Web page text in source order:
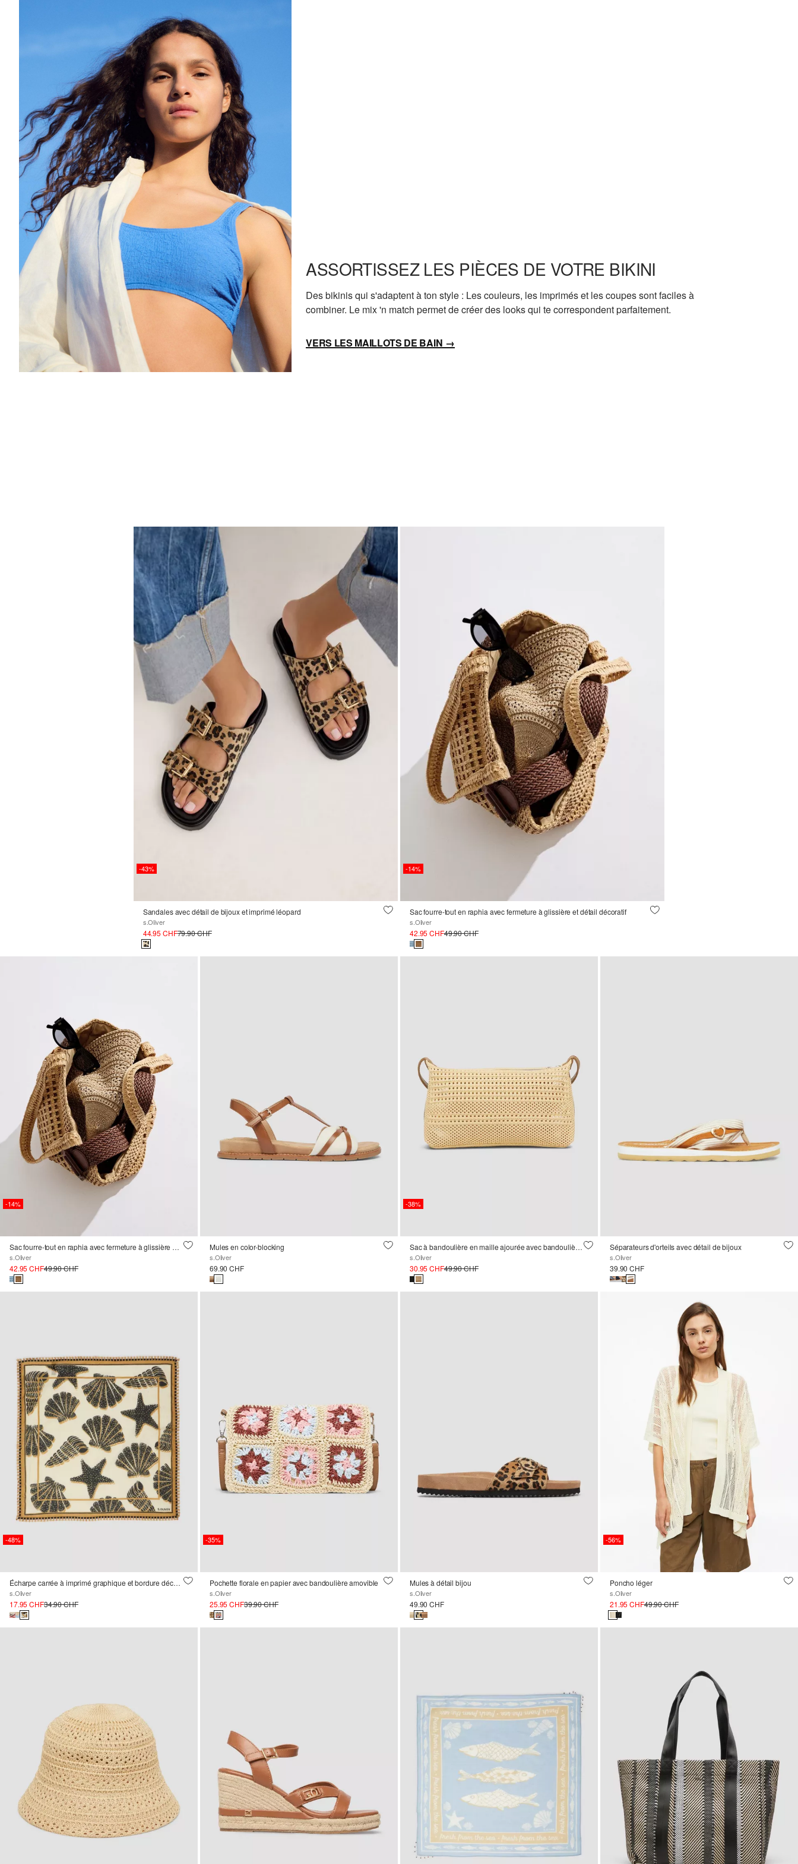
ASSORTISSEZ LES PIÈCES DE VOTRE BIKINI
Des bikinis qui s'adaptent à ton style : Les couleurs, les imprimés et les coupes sont faciles à
combiner. Le mix 'n match permet de créer des looks qui te correspondent parfaitement.
VERS LES MAILLOTS DE BAIN →
-43%
Sandales avec détail de bijoux et imprimé léopard
s.Oliver
44.95 CHF79.90 CHF
-14%
Sac fourre-tout en raphia avec fermeture à glissière et détail décoratif
s.Oliver
42.95 CHF49.90 CHF
-14%
Sac fourre-tout en raphia avec fermeture à glissière et détail décoratif
s.Oliver
42.95 CHF49.90 CHF
Mules en color-blocking
s.Oliver
69.90 CHF
-38%
Sac à bandoulière en maille ajourée avec bandoulière réglable
s.Oliver
30.95 CHF49.90 CHF
Séparateurs d'orteils avec détail de bijoux
s.Oliver
39.90 CHF
-48%
Écharpe carrée à imprimé graphique et bordure décorative
s.Oliver
17.95 CHF34.90 CHF
-35%
Pochette florale en papier avec bandoulière amovible
s.Oliver
25.95 CHF39.90 CHF
Mules à détail bijou
s.Oliver
49.90 CHF
-56%
Poncho léger
s.Oliver
21.95 CHF49.90 CHF